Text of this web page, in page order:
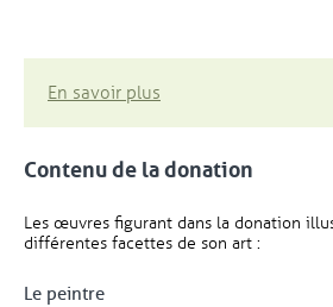
En savoir plus
Contenu de la donation
Les œuvres figurant dans la donation
différentes facettes de son art :
Le peintre